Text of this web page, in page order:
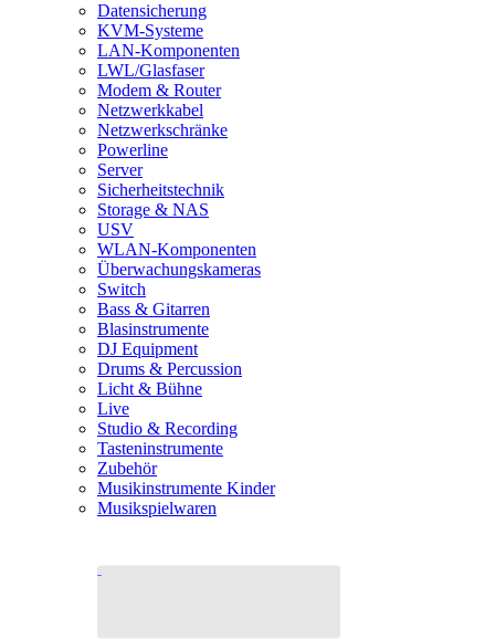
Datensicherung
KVM-Systeme
LAN-Komponenten
LWL/Glasfaser
Modem & Router
Netzwerkkabel
Netzwerkschränke
Powerline
Server
Sicherheitstechnik
Storage & NAS
USV
WLAN-Komponenten
Überwachungskameras
Switch
Bass & Gitarren
Blasinstrumente
DJ Equipment
Drums & Percussion
Licht & Bühne
Live
Studio & Recording
Tasteninstrumente
Zubehör
Musikinstrumente Kinder
Musikspielwaren